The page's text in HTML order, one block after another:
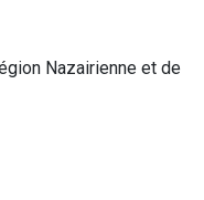
Nazairienne et de